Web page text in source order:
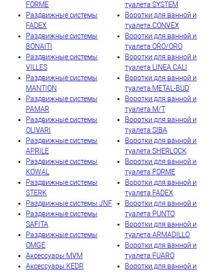
FORME
Раздвижные системы
FADEX
Раздвижные системы
BONAITI
Раздвижные системы
VILLES
Раздвижные системы
MANTION
Раздвижные системы
PAMAR
Раздвижные системы
OLIVARI
Раздвижные системы
APRILE
Раздвижные системы
KOWAL
Раздвижные системы
STERK
Раздвижные системы JNF
Раздвижные системы
SAFITA
Раздвижные системы
OMGE
Аксессуары MVM
Аксессуары KEDR
туалета SYSTEM
Воротки для ванной и
туалета CONVEX
Воротки для ванной и
туалета ORO/ORO
Воротки для ванной и
туалета LINEA CALI
Воротки для ванной и
туалета METAL-BUD
Воротки для ванной и
туалета M/T
Воротки для ванной и
туалета SIBA
Воротки для ванной и
туалета SHERLOCK
Воротки для ванной и
туалета FORME
Воротки для ванной и
туалета FADEX
Воротки для ванной и
туалета PUNTO
Воротки для ванной и
туалета ARMADILLO
Воротки для ванной и
туалета FUARO
Воротки для ванной и